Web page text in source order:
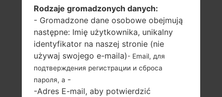
Rodzaje gromadzonych danych:
- Gromadzone dane osobowe obejmują
następne: Imię użytkownika, unikalny
identyfikator na naszej stronie (nie
używaj swojego e-maila)- Email, для
подтверждения регистрации и сброса
пароля, а -
-Adres E-mail, aby potwierdzić